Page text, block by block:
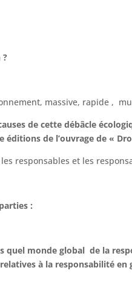
?
massive, rapide ,
de cette débâcle
de l’ouvrage de «
responsables et les
:
quel monde global de la
à la responsabilité en